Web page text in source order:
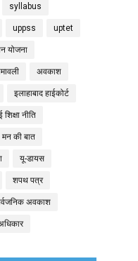
syllabus
uppss uptet
योजना
अवकाश
इलाहाबाद हाईकोर्ट
शिक्षा नीति
मन की बात
यू-डायस
शपथ पत्र
अवकाश